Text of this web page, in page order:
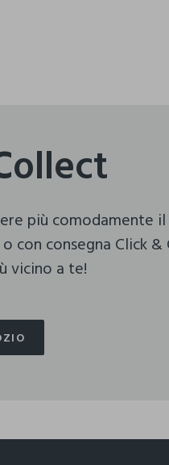
più comodamente
con consegna Click
vicino a te!